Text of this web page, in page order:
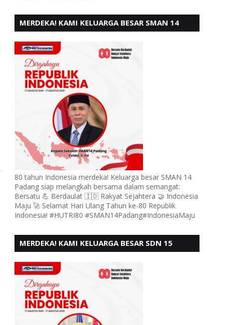
MERDEKA! KAMI KELUARGA BESAR SMAN 14
80 tahun Indonesia merdeka! Keluarga besar SMAN 14
Padang siap melangkah bersama dalam semangat:
Bersatu 💪 Berdaulat 🇮🇩 Rakyat Sejahtera 🤝 Indonesia
Maju 🚀 Selamat Hari Ulang Tahun ke-80 Republik
Indonesia! #HUTRI80 #SMAN14Padang#IndonesiaMaju
MERDEKA! KAMI KELUARGA BESAR SDN 15
- 80